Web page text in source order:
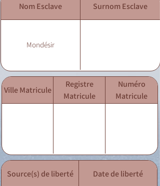
Nom Esclave Surnom Esclave
Mondésir
Ville Matricule
Registre
Matricule
Numéro
Matricule
Source(s) de liberté Date de liberté